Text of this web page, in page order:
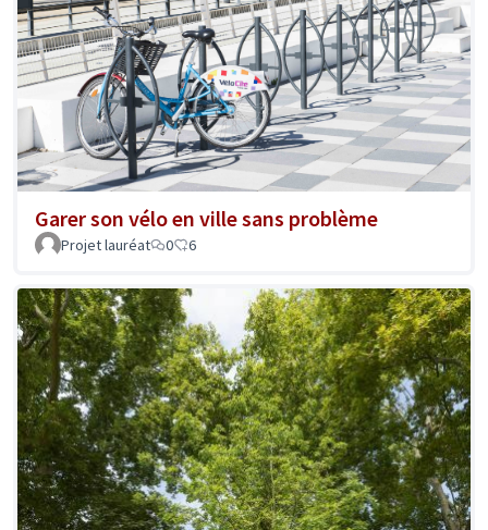
Garer son vélo en ville sans problème
Projet lauréat 0 6